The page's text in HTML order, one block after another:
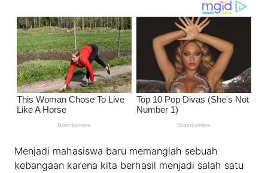
Menjadi mahasiswa baru memanglah sebuah
kebangaan karena kita berhasil menjadi salah satu